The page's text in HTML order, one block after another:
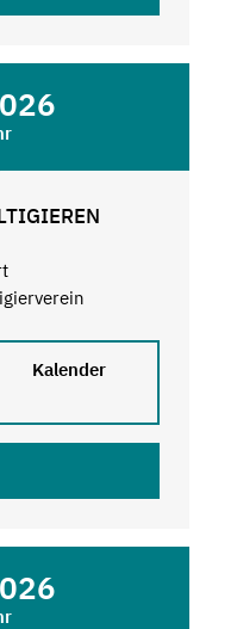
Kalender